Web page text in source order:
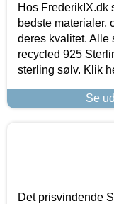
Hos FrederikIX.dk
bedste materialer,
deres kvalitet. Alle
recycled 925
sterling sølv. Klik
Se
Det prisvindende